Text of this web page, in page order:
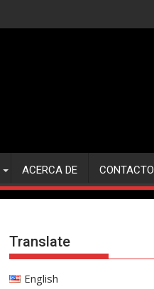
ACERCA DE CONTACTO
Translate
English